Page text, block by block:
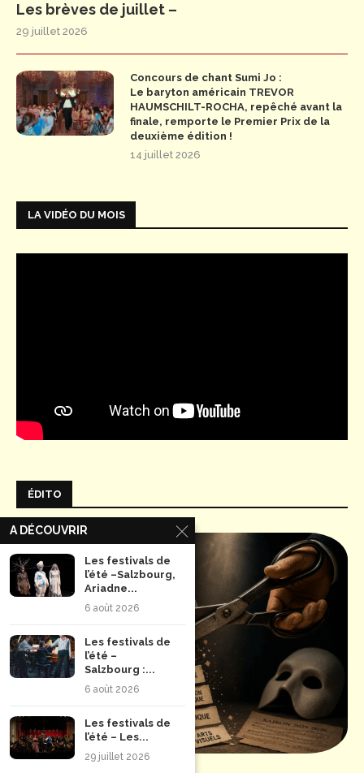
Les brèves de juillet –
29 juillet 2026
Concours de chant Sumi Jo :
Le baryton américain TREVOR
HAUMSCHILT-ROCHA, repêché avant la
finale, remporte le Premier Prix de la
deuxième édition !
14 juillet 2026
LA VIDÉO DU MOIS
ÉDITO
A DÉCOUVRIR
Les festivals de
l’été –Salzbourg,
Ariadne...
6 août 2026
Les festivals de
l’été –
Salzbourg :...
6 août 2026
Les festivals de
l’été – Les...
29 juillet 2026